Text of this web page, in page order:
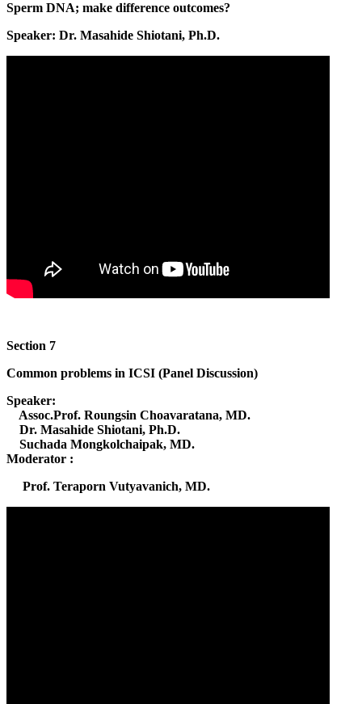
Sperm DNA; make difference outcomes?
Speaker: Dr. Masahide Shiotani, Ph.D.
Section 7
Common problems in ICSI (Panel Discussion)
Speaker:
Assoc.Prof. Roungsin Choavaratana, MD.
Dr. Masahide Shiotani, Ph.D.
Suchada Mongkolchaipak, MD.
Moderator :
Prof. Teraporn Vutyavanich, MD.